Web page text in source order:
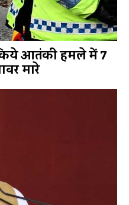
आतंकी हमले में 7
मारे